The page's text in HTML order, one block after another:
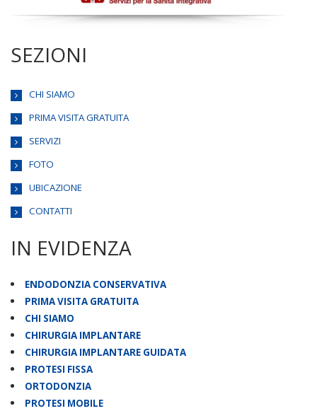
SEZIONI
CHI SIAMO
PRIMA VISITA GRATUITA
SERVIZI
FOTO
UBICAZIONE
CONTATTI
IN EVIDENZA
ENDODONZIA CONSERVATIVA
PRIMA VISITA GRATUITA
CHI SIAMO
CHIRURGIA IMPLANTARE
CHIRURGIA IMPLANTARE GUIDATA
PROTESI FISSA
ORTODONZIA
PROTESI MOBILE